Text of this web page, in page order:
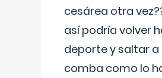
cesárea otra
así podría volver
deporte y saltar a
comba como lo